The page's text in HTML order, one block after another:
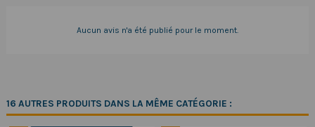
Aucun avis n'a été publié pour le moment.
16 AUTRES PRODUITS DANS LA MÊME CATÉGORIE :